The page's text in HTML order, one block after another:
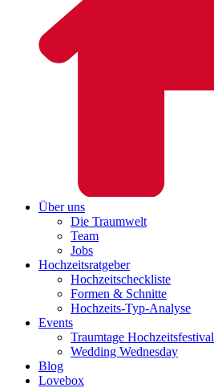
Über uns
Die Traumwelt
Team
Jobs
Hochzeitsratgeber
Hochzeitscheckliste
Formen & Schnitte
Hochzeits-Typ-Analyse
Events
Traumtage Hochzeitsfestival
Wedding Wednesday
Blog
Lovebox